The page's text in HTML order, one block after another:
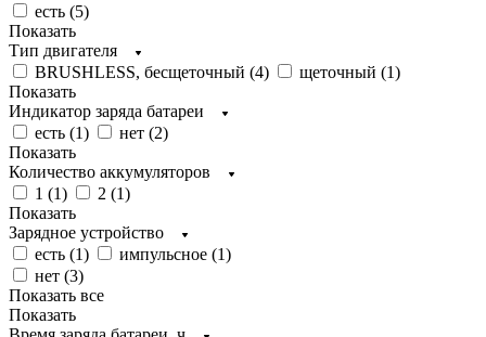
есть (5)
Показать
Тип двигателя
BRUSHLESS, бесщеточный (4) щеточный (1)
Показать
Индикатор заряда батареи
есть (1) нет (2)
Показать
Количество аккумуляторов
1 (1) 2 (1)
Показать
Зарядное устройство
есть (1) импульсное (1)
нет (3)
Показать все
Показать